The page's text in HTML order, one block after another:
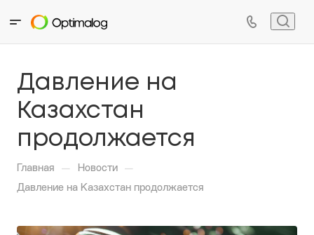
Давление на
Казахстан
продолжается
Главная — Новости —
Давление на Казахстан продолжается